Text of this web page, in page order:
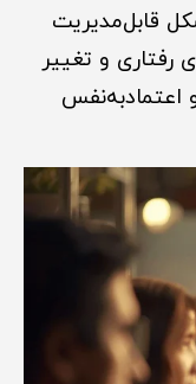
قابل‌مدیریت
و تغییر